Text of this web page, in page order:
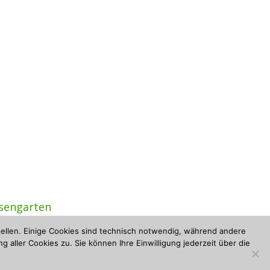
Einige Cookies sind technisch notwendig, während andere
aller Cookies zu. Sie können Ihre Einwilligung jederzeit über die